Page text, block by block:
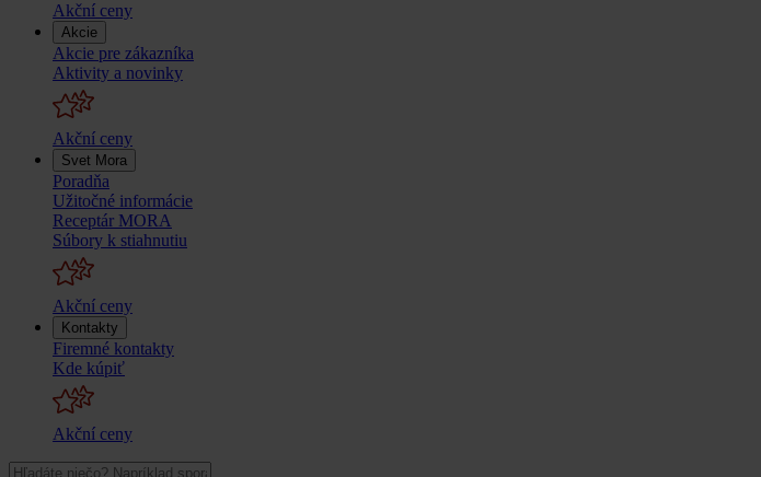
Akční ceny
Akcie
Akcie pre zákazníka
Aktivity a novinky
Akční ceny
Svet Mora
Poradňa
Užitočné informácie
Receptár MORA
Súbory k stiahnutiu
Akční ceny
Kontakty
Firemné kontakty
Kde kúpiť
Akční ceny